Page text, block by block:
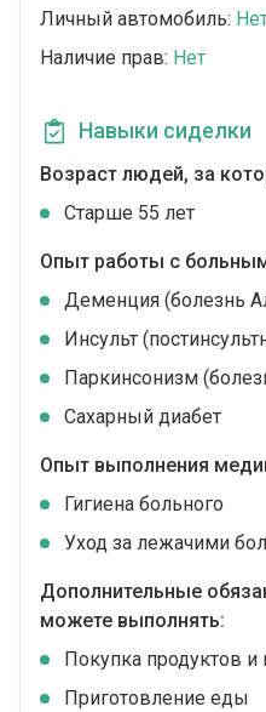
Личный автомобиль:
Наличие прав: Нет
Навыки сиделки
Возраст людей, за
Cтарше 55 лет
Опыт работы с
Деменция (болезнь
Инсульт
Паркинсонизм
Сахарный диабет
Опыт выполнения
Гигиена больного
Уход за лежачими
Дополнительные
можете выполнять:
Покупка продуктов
Приготовление еды